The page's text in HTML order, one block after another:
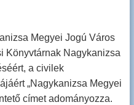
Megyei Jogú Város
Könyvtárnak Nagykanizsa
a civilek
„Nagykanizsa Megyei
címet adományozza.